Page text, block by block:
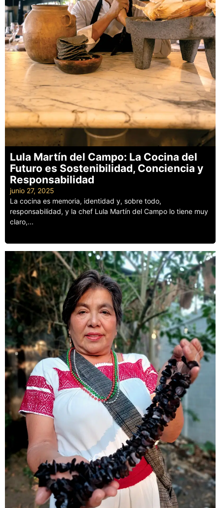
Lula Martín del Campo: La Cocina del
Futuro es Sostenibilidad, Conciencia y
Responsabilidad
junio 27, 2025
La cocina es memoria, identidad y, sobre todo,
responsabilidad, y la chef Lula Martín del Campo lo tiene muy
claro,...